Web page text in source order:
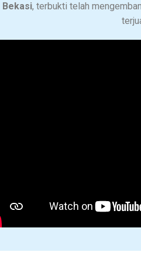
Bekasi, terbukti telah